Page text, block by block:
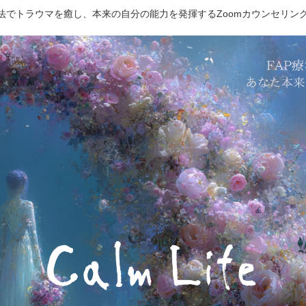
でトラウマを癒し、本来の自分の能力を発揮するZoomカウンセリン